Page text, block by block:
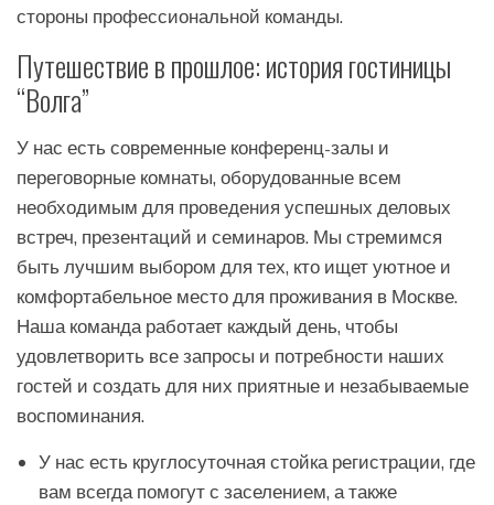
стороны профессиональной команды.
Путешествие в прошлое: история гостиницы
“Волга”
У нас есть современные конференц-залы и
переговорные комнаты, оборудованные всем
необходимым для проведения успешных деловых
встреч, презентаций и семинаров. Мы стремимся
быть лучшим выбором для тех, кто ищет уютное и
комфортабельное место для проживания в Москве.
Наша команда работает каждый день, чтобы
удовлетворить все запросы и потребности наших
гостей и создать для них приятные и незабываемые
воспоминания.
У нас есть круглосуточная стойка регистрации, где
вам всегда помогут с заселением, а также